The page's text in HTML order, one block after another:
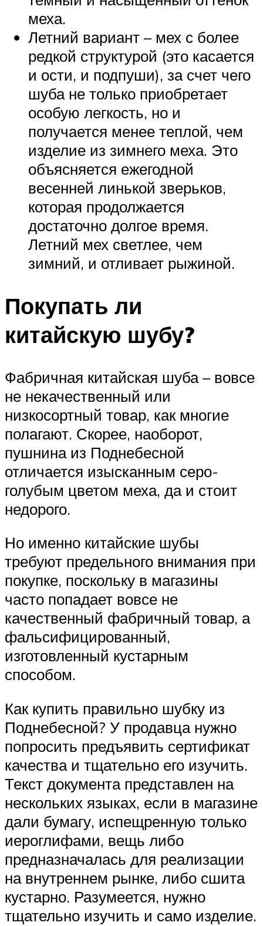
меха.
Летний вариант – мех с более
редкой структурой (это касается
и ости, и подпуши), за счет чего
шуба не только приобретает
особую легкость, но и
получается менее теплой, чем
изделие из зимнего меха. Это
объясняется ежегодной
весенней линькой зверьков,
которая продолжается
достаточно долгое время.
Летний мех светлее, чем
зимний, и отливает рыжиной.
Покупать ли
китайскую шубу?
Фабричная китайская шуба – вовсе
не некачественный или
низкосортный товар, как многие
полагают. Скорее, наоборот,
пушнина из Поднебесной
отличается изысканным серо-
голубым цветом меха, да и стоит
недорого.
Но именно китайские шубы
требуют предельного внимания при
покупке, поскольку в магазины
часто попадает вовсе не
качественный фабричный товар, а
фальсифицированный,
изготовленный кустарным
способом.
Как купить правильно шубку из
Поднебесной? У продавца нужно
попросить предъявить сертификат
качества и тщательно его изучить.
Текст документа представлен на
нескольких языках, если в магазине
дали бумагу, испещренную только
иероглифами, вещь либо
предназначалась для реализации
на внутреннем рынке, либо сшита
кустарно. Разумеется, нужно
тщательно изучить и само изделие.